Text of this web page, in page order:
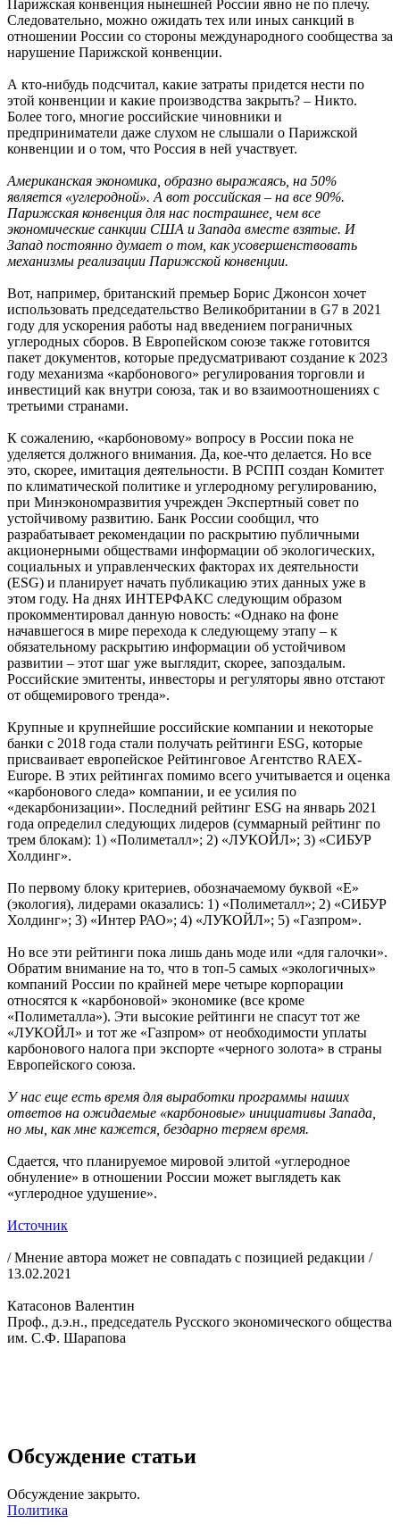
Парижская конвенция нынешней России явно не по плечу.
Следовательно, можно ожидать тех или иных санкций в
отношении России со стороны международного сообщества за
нарушение Парижской конвенции.
А кто-нибудь подсчитал, какие затраты придется нести по
этой конвенции и какие производства закрыть? – Никто.
Более того, многие российские чиновники и
предприниматели даже слухом не слышали о Парижской
конвенции и о том, что Россия в ней участвует.
Американская экономика, образно выражаясь, на 50%
является «углеродной». А вот российская – на все 90%.
Парижская конвенция для нас пострашнее, чем все
экономические санкции США и Запада вместе взятые. И
Запад постоянно думает о том, как усовершенствовать
механизмы реализации Парижской конвенции.
Вот, например, британский премьер Борис Джонсон хочет
использовать председательство Великобритании в G7 в 2021
году для ускорения работы над введением пограничных
углеродных сборов. В Европейском союзе также готовится
пакет документов, которые предусматривают создание к 2023
году механизма «карбонового» регулирования торговли и
инвестиций как внутри союза, так и во взаимоотношениях с
третьими странами.
К сожалению, «карбоновому» вопросу в России пока не
уделяется должного внимания. Да, кое-что делается. Но все
это, скорее, имитация деятельности. В РСПП создан Комитет
по климатической политике и углеродному регулированию,
при Минэкономразвития учрежден Экспертный совет по
устойчивому развитию. Банк России сообщил, что
разрабатывает рекомендации по раскрытию публичными
акционерными обществами информации об экологических,
социальных и управленческих факторах их деятельности
(ESG) и планирует начать публикацию этих данных уже в
этом году. На днях ИНТЕРФАКС следующим образом
прокомментировал данную новость: «Однако на фоне
начавшегося в мире перехода к следующему этапу – к
обязательному раскрытию информации об устойчивом
развитии – этот шаг уже выглядит, скорее, запоздалым.
Российские эмитенты, инвесторы и регуляторы явно отстают
от общемирового тренда».
Крупные и крупнейшие российские компании и некоторые
банки с 2018 года стали получать рейтинги ESG, которые
присваивает европейское Рейтинговое Агентство RAEX-
Europe. В этих рейтингах помимо всего учитывается и оценка
«карбонового следа» компании, и ее усилия по
«декарбонизации». Последний рейтинг ESG на январь 2021
года определил следующих лидеров (суммарный рейтинг по
трем блокам): 1) «Полиметалл»; 2) «ЛУКОЙЛ»; 3) «СИБУР
Холдинг».
По первому блоку критериев, обозначаемому буквой «Е»
(экология), лидерами оказались: 1) «Полиметалл»; 2) «СИБУР
Холдинг»; 3) «Интер РАО»; 4) «ЛУКОЙЛ»; 5) «Газпром».
Но все эти рейтинги пока лишь дань моде или «для галочки».
Обратим внимание на то, что в топ-5 самых «экологичных»
компаний России по крайней мере четыре корпорации
относятся к «карбоновой» экономике (все кроме
«Полиметалла»). Эти высокие рейтинги не спасут тот же
«ЛУКОЙЛ» и тот же «Газпром» от необходимости уплаты
карбонового налога при экспорте «черного золота» в страны
Европейского союза.
У нас еще есть время для выработки программы наших
ответов на ожидаемые «карбоновые» инициативы Запада,
но мы, как мне кажется, бездарно теряем время.
Сдается, что планируемое мировой элитой «углеродное
обнуление» в отношении России может выглядеть как
«углеродное удушение».
Источник
/ Мнение автора может не совпадать с позицией редакции /
13.02.2021
Катасонов Валентин
Проф., д.э.н., председатель Русского экономического общества
им. С.Ф. Шарапова
Обсуждение статьи
Обсуждение закрыто.
Политика